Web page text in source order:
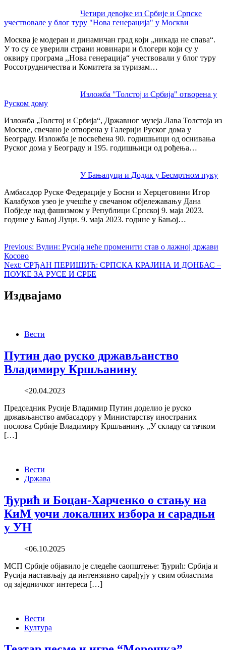
Четири девојке из Србије и Српске
учествовале у блог туру "Нова генерација" у Москви
Москва је модеран и динамичан град који „никада не спава“.
У то су се уверили страни новинари и блогери који су у
оквиру програма ,,Нова генерација“ учествовали у блог туру
Россотрудничества и Комитета за туризам…
Изложба "Толстој и Србија" отворена у
Руском дому
Изложба „Толстој и Србија“, Државног музеја Лава Толстоја из
Москве, свечано је отворена у Галерији Руског дома у
Београду. Изложба је посвећена 90. годишњици од оснивања
Руског дома у Београду и 195. годишњици од рођења…
У Бањалуци и Додик у Бесмртном пуку
Амбасадор Руске Федерације у Босни и Херцеговини Игор
Калабухов узео је учешће у свечаном објележавању Дана
Побједе над фашизмом у Републици Српској 9. маја 2023.
године у Бањој Луци. 9. маја 2023. године у Бањој…
navigation
Previous: Вулин: Русија неће променити став о лажној држави
Косово
Next: СРЂАН ПЕРИШИЋ: СРПСКА КРАЈИНА И ДОНБАС –
ПОУКЕ ЗА РУСЕ И СРБЕ
Издвајамо
Вести
Путин дао руско држављанство
Владимиру Кршљанину
<20.04.2023
Председник Русије Владимир Путин доделио је руско
држављанство амбасадору у Министарству иностраних
послова Србије Владимиру Кршљанину. „У складу са тачком
[…]
Вести
Држава
Ђурић и Боцан-Харченко о стању на
КиМ уочи локалних избора и сарадњи
у УН
<06.10.2025
МСП Србије објавило је следеће саопштење: Ђурић: Србија и
Русија настављају да интензивно сарађују у свим областима
од заједничког интереса […]
Вести
Култура